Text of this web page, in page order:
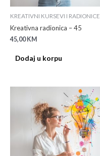
KREATIVNI KURSEVI I RADIONICE
Kreativna radionica – 45
45,00 KM
Dodaj u korpu